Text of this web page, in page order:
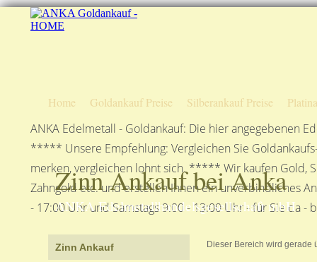
Home Goldankauf Preise Silberankauf Preise
ANKA Edelmetall - Goldankauf: Die hier angegebenen
***** Unsere Empfehlung: Vergleichen Sie
merken, vergleichen lohnt sich. ***** Wir kaufen Gold,
Zahngold etc. und erstellen Ihnen ein unverbindliches
- 17:00 Uhr und Samstags 9:00 - 13:00 Uhr - für Sie
Zinn Ankauf bei Anka
ANKA Edelmetallhandelsgesellschaft mbH
Zinn Ankauf Dieser Bereich wird gerade